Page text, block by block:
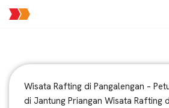
konten
Wisata Rafting di Pangalengan –
di Jantung Priangan Wisata Rafting